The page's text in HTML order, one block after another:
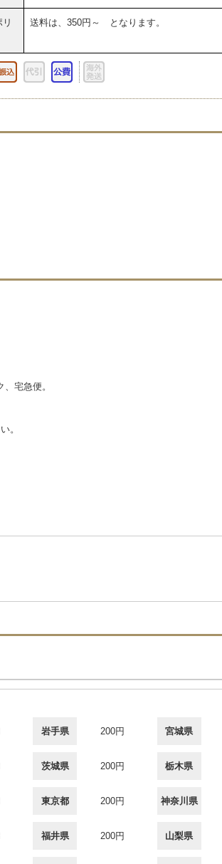
送料は、350円～ となります。
宅急便。
。
岩手県 200円 宮城県
茨城県 200円 栃木県
東京都 200円 神奈川県
福井県 200円 山梨県